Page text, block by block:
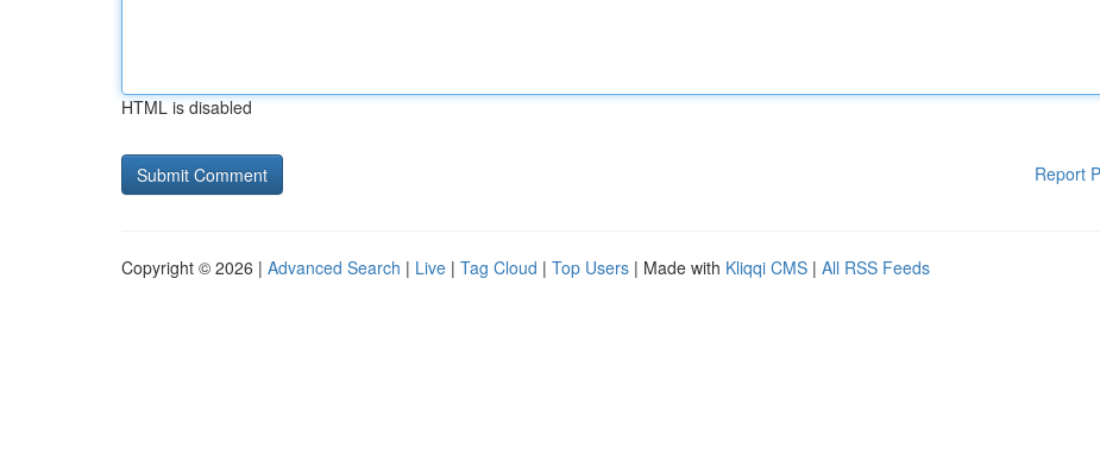
HTML is disabled
Report
Copyright © 2026 | Advanced Search | Live | Tag Cloud | Top Users | Made with Kliqqi CMS | All RSS Feeds